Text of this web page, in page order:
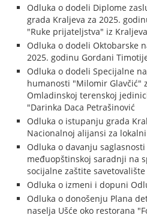
Odluka o dodeli Diplome
grada Kraljeva za 2025.
"Ruke prijateljstva" iz Kraljeva
Odluka o dodeli Oktobarske
2025. godinu Gordani
Odluka o dodeli Specijalne
humanosti "Milomir Glavčić"
Omladinskoj terenskoj
"Darinka Daca Petrašinović
Odluka o istupanju grada
Nacionalnoj alijansi za
Odluka o davanju
međuopštinskoj saradnji na
socijalne zaštite
Odluka o izmeni i dopuni
Odluka o donošenju Plana
naselja Ušće oko restorana